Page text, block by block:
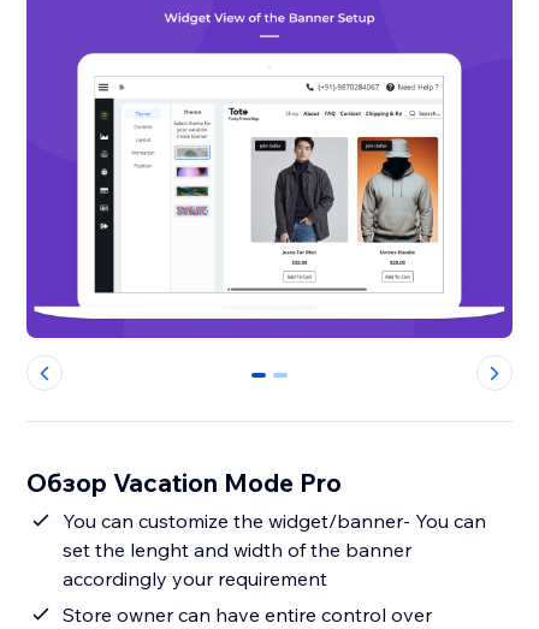
0 1
Обзор Vacation Mode Pro
You can customize the widget/banner- You can
set the lenght and width of the banner
accordingly your requirement
Store owner can have entire control over